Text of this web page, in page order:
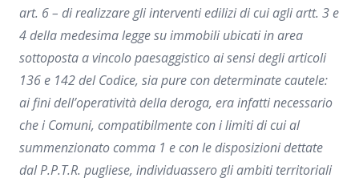
art. 6 – di realizzare gli interventi edilizi di cui agli artt. 3 e
4 della medesima legge su immobili ubicati in area
sottoposta a vincolo paesaggistico ai sensi degli articoli
136 e 142 del Codice, sia pure con determinate cautele:
ai fini dell’operatività della deroga, era infatti necessario
che i Comuni, compatibilmente con i limiti di cui al
summenzionato comma 1 e con le disposizioni dettate
dal P.P.T.R. pugliese, individuassero gli ambiti territoriali